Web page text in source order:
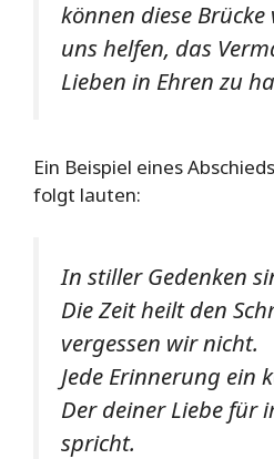
können diese
uns helfen, das
Lieben in Ehren zu
Ein Beispiel eines
folgt lauten:
In stiller Gedenken
Die Zeit heilt den
vergessen wir nicht.
Jede Erinnerung ein
Der deiner Liebe für
spricht.